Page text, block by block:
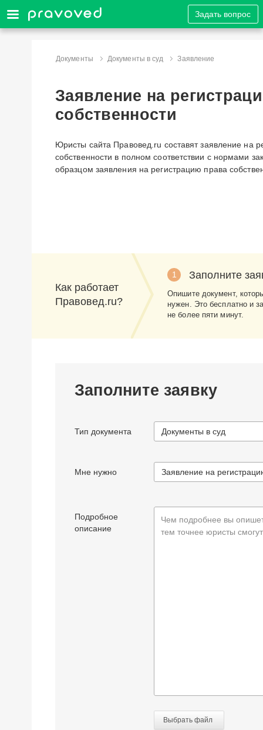
Задать вопрос
Документы Документы в суд Заявление
Заявление на
собственности
Юристы сайта Правовед.ru составят заявление на
собственности в полном соответствии с нормами
образцом заявления на регистрацию права
Как работает
Правовед.ru?
1 Заполните
Опишите документ,
нужен. Это бесплатно и
не более пяти минут.
Заполните заявку
Тип документа Документы в суд
Мне нужно
Подробное
описание
Чем подробнее вы
тем точнее юристы
Выбрать файл